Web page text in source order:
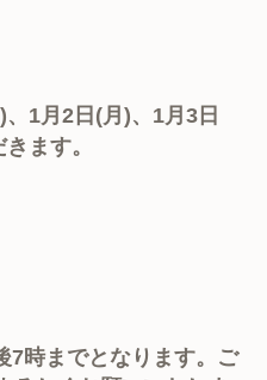
1月2日(月)、1月3日
ます。
7時までとなります。ご